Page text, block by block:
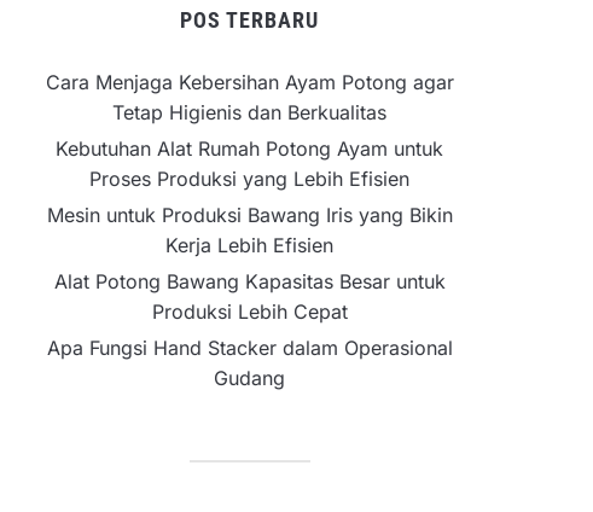
POS TERBARU
Cara Menjaga Kebersihan Ayam Potong agar
Tetap Higienis dan Berkualitas
Kebutuhan Alat Rumah Potong Ayam untuk
Proses Produksi yang Lebih Efisien
Mesin untuk Produksi Bawang Iris yang Bikin
Kerja Lebih Efisien
Alat Potong Bawang Kapasitas Besar untuk
Produksi Lebih Cepat
Apa Fungsi Hand Stacker dalam Operasional
Gudang